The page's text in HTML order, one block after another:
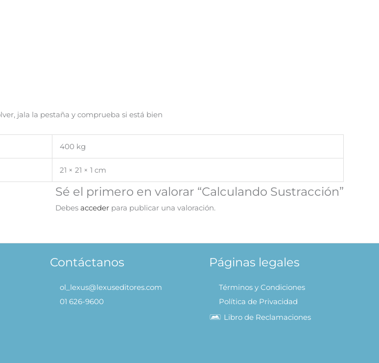
jala la pestaña y comprueba si está bien
400 kg
21 × 21 × 1 cm
Sé el primero en valorar “Calculando Sustracción”
Debes acceder para publicar una valoración.
Contáctanos
ol_lexus@lexuseditores.com
01 626-9600
Páginas legales
Términos y Condiciones
Política de Privacidad
Libro de Reclamaciones